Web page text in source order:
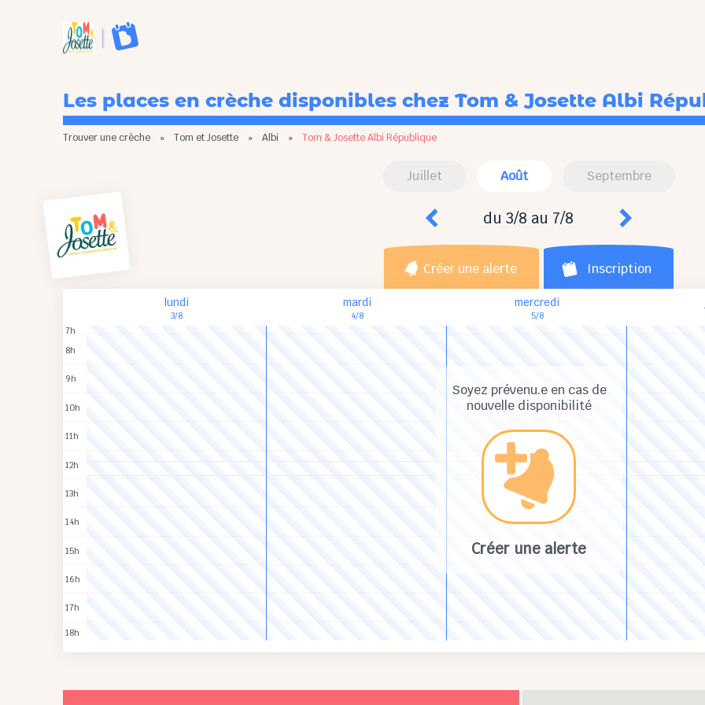
Les places en crèche disponibles chez Tom & Josette Albi
Trouver une crèche » Tom et Josette » Albi » Tom & Josette Albi République
Juillet Août Septembre
du 3/8 au 7/8
Créer une alerte Inscription
Soyez prévenu.e en cas de
nouvelle disponibilité
Créer une alerte
lundi
3/8
mardi
4/8
mercredi
5/8
7h
8h
9h
10h
11h
12h
13h
14h
15h
16h
17h
18h